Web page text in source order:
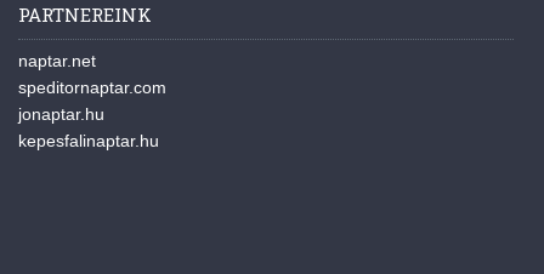
PARTNEREINK
naptar.net
speditornaptar.com
jonaptar.hu
kepesfalinaptar.hu